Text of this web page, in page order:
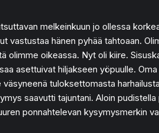
melkeinkuun jo ollessa
vastustaa hänen pyhää tahtoaan.
oikeassa. Nyt oli kiire.
asettuivat hiljakseen yöpuulle.
tuloksettomasta
saavutti tajuntani. Aloin pudistella
ponnahtelevan kysymysmerkin